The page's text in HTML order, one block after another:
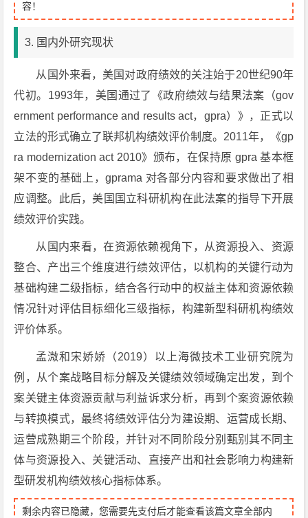
容！
3. 国内外研究现状
从国外来看，美国对政府绩效的关注始于20世纪90年
代初。1993年，美国通过了《政府绩效与结果法案（gov
ernment performance and results act，gpra）》，正式以
立法的形式确立了联邦机构绩效评价制度。2011年，《gp
ra modernization act 2010》颁布，在保持原 gpra 基本框
架不变的基础上，gprama 对各部分内容和要求做出了相
应调整。此后，美国国立科研机构在此法案的指导下开展
绩效评价实践。
从国内来看，在资源依赖视角下，从资源投入、资源
整合、产出三个维度进行绩效评估，以机构的关键行动为
基础构建二级指标，结合各行动中的权益主体和资源依赖
情况针对评估目标细化三级指标，构建新型科研机构绩效
评价体系。
孟溦和宋娇娇（2019）以上海微技术工业研究院为
例，从个案战略目标分解及关键绩效领域确定出发，到个
案关键主体资源贡献与利益诉求分析，再到个案资源依赖
与转换模式，最终将绩效评估分为建设期、运营成长期、
运营成熟期三个阶段，并针对不同阶段分别甄别其不同主
体与资源投入、关键活动、直接产出和社会影响力构建新
型研发机构绩效核心指标体系。
剩余内容已隐藏，您需要先支付后才能查看该篇文章全部内